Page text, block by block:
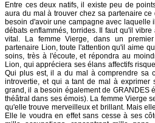
Entre ces deux natifs, il existe peu de
aura du mal à trouver chez sa partenaire
besoin d'avoir une campagne avec laquelle
débats enflammés, torrides. Il faut qu'il
vital. La femme Vierge, dans un
partenaire Lion, toute l'attention qu'il aime
soins, très à l'écoute, et répondra au
Lion, qui appréciera ses élans affectifs
Qui plus est, il a du mal à comprendre sa
introvertie, et qui a tant de mal à exprimer
grand, il a besoin également de GRANDES
théâtral dans ses émois). La femme Vierge
qu'elle trouve merveilleux et brillant. Mais
Elle le voudra en effet sans cesse à ses